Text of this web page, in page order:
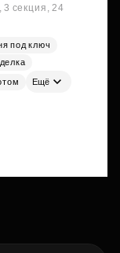
секция, 24
под ключ
Ещё